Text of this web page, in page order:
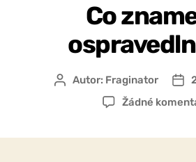
Co
Autor
příspěvku
Autor: Fraginator
Žádné